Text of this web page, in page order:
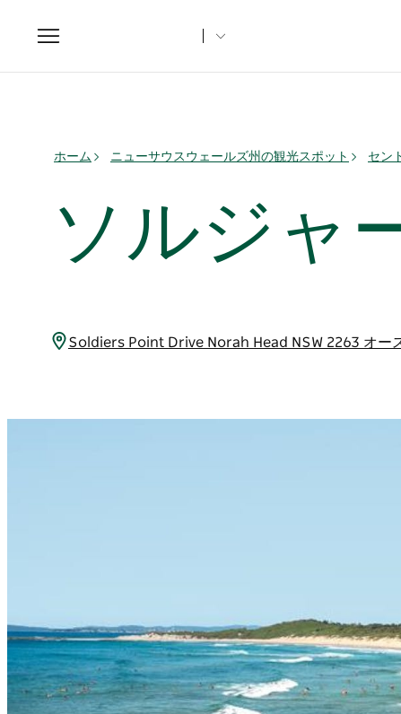
Toggle
navigation
ホーム ニューサウスウェールズ州の観光スポット セン
ソルジャ
Soldiers Point Drive Norah Head NSW 2263 オー